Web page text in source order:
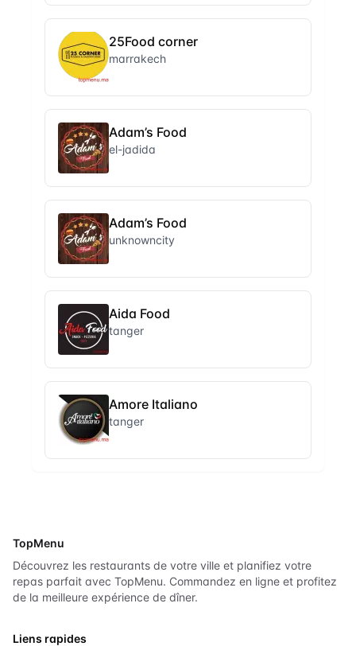
25Food corner
marrakech
Adam’s Food
el-jadida
Adam’s Food
unknowncity
Aida Food
tanger
Amore Italiano
tanger
TopMenu
Découvrez les restaurants de votre ville et planifiez votre
repas parfait avec TopMenu. Commandez en ligne et profitez
de la meilleure expérience de dîner.
Liens rapides